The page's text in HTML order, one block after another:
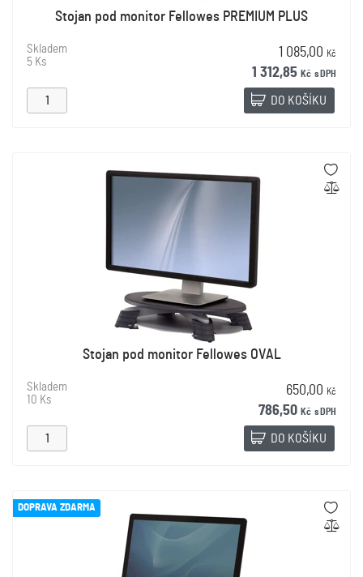
Stojan pod monitor Fellowes PREMIUM PLUS
Skladem
5 Ks
1 085,00 Kč
1 312,85 Kč s DPH
DO KOŠÍKU
Stojan pod monitor Fellowes OVAL
Skladem
10 Ks
650,00 Kč
786,50 Kč s DPH
DO KOŠÍKU
DOPRAVA ZDARMA